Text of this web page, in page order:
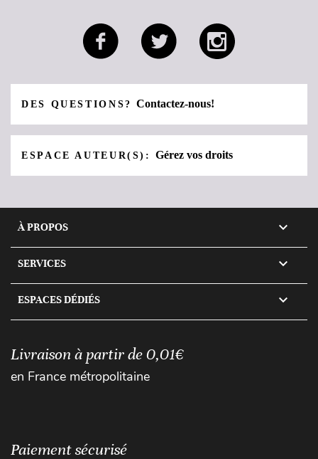
DES QUESTIONS?Contactez-nous!
ESPACE AUTEUR(S):Gérez vos droits
À PROPOS 
SERVICES 
ESPACES DÉDIÉS 
Livraison à partir de 0,01€
en France métropolitaine
Paiement sécurisé